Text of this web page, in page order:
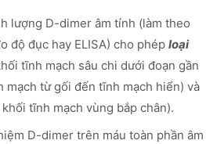
lượng D-dimer âm tính (làm theo
độ đục hay ELISA) cho phép loại
tĩnh mạch sâu chi dưới đoạn gần
mạch từ gối đến tĩnh mạch hiển) và
tĩnh mạch vùng bắp chân).
D-dimer trên máu toàn phần âm